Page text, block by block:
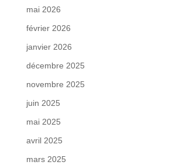
mai 2026
février 2026
janvier 2026
décembre 2025
novembre 2025
juin 2025
mai 2025
avril 2025
mars 2025